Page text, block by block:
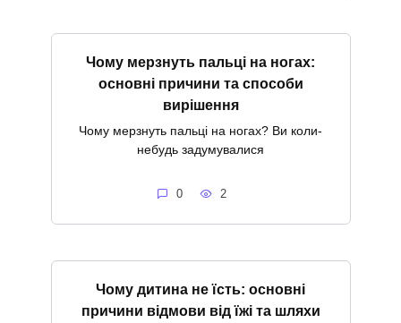
Чому мерзнуть пальці на ногах:
основні причини та способи
вирішення
Чому мерзнуть пальці на ногах? Ви коли-
небудь задумувалися
0 2
Чому дитина не їсть: основні
причини відмови від їжі та шляхи